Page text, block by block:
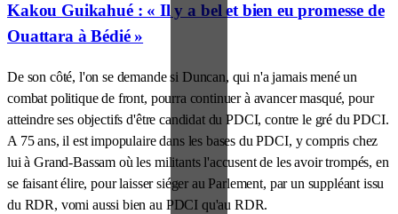
Kakou Guikahué : « Il y a bel et bien eu promesse de
Ouattara à Bédié »
De son côté, l'on se demande si Duncan, qui n'a jamais mené un
combat politique de front, pourra continuer à avancer masqué, pour
atteindre ses objectifs d'être candidat du PDCI, contre le gré du PDCI.
A 75 ans, il est impopulaire dans les bases du PDCI, y compris chez
lui à Grand-Bassam où les militants l'accusent de les avoir trompés, en
se faisant élire, pour laisser siéger au Parlement, par un suppléant issu
du RDR, vomi aussi bien au PDCI qu'au RDR.